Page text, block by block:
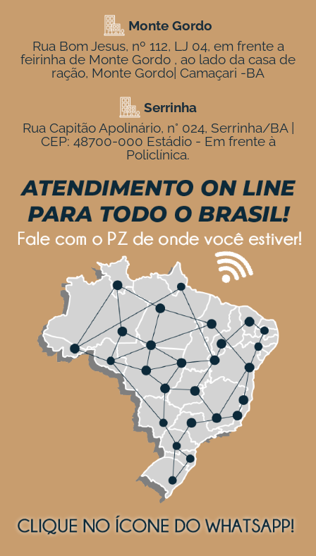
Monte Gordo
Rua Bom Jesus, nº 112, LJ 04, em frente a
feirinha de Monte Gordo , ao lado da casa de
ração, Monte Gordo| Camaçari -BA
Serrinha
Rua Capitão Apolinário, n° 024, Serrinha/BA |
CEP: 48700-000 Estádio - Em frente à
Policlínica.